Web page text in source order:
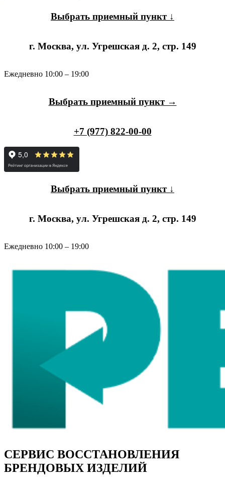
Выбрать приемный пункт ↓
г. Москва, ул. Угрешская д. 2, стр. 149
Ежедневно 10:00 – 19:00
Выбрать приемный пункт →
+7 (977) 822-00-00
Выбрать приемный пункт ↓
г. Москва, ул. Угрешская д. 2, стр. 149
Ежедневно 10:00 – 19:00
СЕРВИС ВОССТАНОВЛЕНИЯ
БРЕНДОВЫХ ИЗДЕЛИЙ